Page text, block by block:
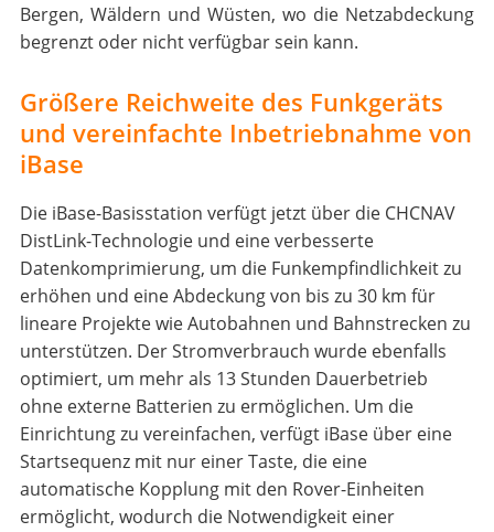
Bergen, Wäldern und Wüsten, wo die Netzabdeckung
begrenzt oder nicht verfügbar sein kann.
Größere Reichweite des Funkgeräts
und vereinfachte Inbetriebnahme von
iBase
Die iBase-Basisstation verfügt jetzt über die CHCNAV
DistLink-Technologie und eine verbesserte
Datenkomprimierung, um die Funkempfindlichkeit zu
erhöhen und eine Abdeckung von bis zu 30 km für
lineare Projekte wie Autobahnen und Bahnstrecken zu
unterstützen. Der Stromverbrauch wurde ebenfalls
optimiert, um mehr als 13 Stunden Dauerbetrieb
ohne externe Batterien zu ermöglichen. Um die
Einrichtung zu vereinfachen, verfügt iBase über eine
Startsequenz mit nur einer Taste, die eine
automatische Kopplung mit den Rover-Einheiten
ermöglicht, wodurch die Notwendigkeit einer